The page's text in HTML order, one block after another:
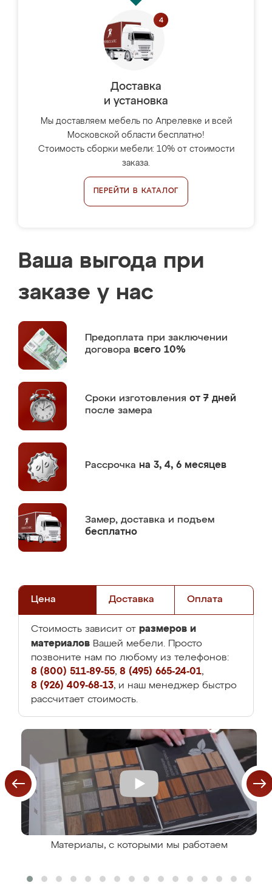
Доставка
и установка
Мы доставляем мебель по Апрелевке и всей
Московской области бесплатно!
Стоимость сборки мебели: 10% от стоимости
заказа.
ПЕРЕЙТИ В КАТАЛОГ
Ваша выгода при
заказе у нас
Предоплата при заключении
договора всего 10%
Сроки изготовления от 7 дней
после замера
Рассрочка на 3, 4, 6 месяцев
Замер, доставка и подъем
бесплатно
Цена Доставка Оплата
Стоимость зависит от размеров и
материалов Вашей мебели. Просто
позвоните нам по любому из телефонов:
8 (800) 511-89-55, 8 (495) 665-24-01,
8 (926) 409-68-13, и наш менеджер быстро
рассчитает стоимость.
Материалы, с которыми мы работаем